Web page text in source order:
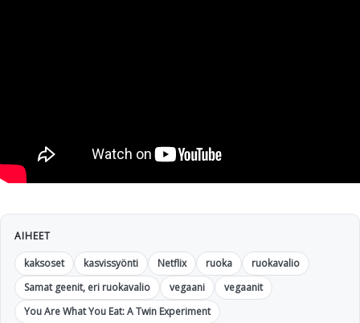
AIHEET
kaksoset
kasvissyönti Netflix ruoka
ruokavalio
Samat geenit, eri ruokavalio
vegaani
vegaanit
You Are What You Eat: A Twin Experiment